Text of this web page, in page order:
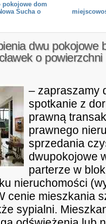
pokojowe dom
Sucha o
dwu pokojowe
o powierzchni
– zapraszamy
spotkanie z
prawną
prawnego
sprzedania
dwupokojowe
parterze w
nieruchomości
cenie mieszkania
sypialni.